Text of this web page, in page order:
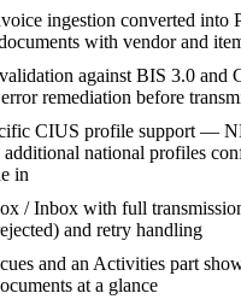
ingestion converted into
with vendor and
against BIS 3.0 and
remediation before
CIUS profile support —
national profiles
in
/ Inbox with full
and retry handling
and an Activities part
at a glance